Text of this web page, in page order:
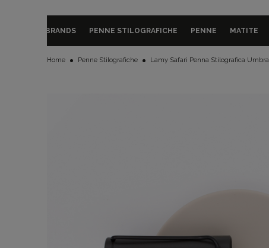
BRANDS PENNE STILOGRAFICHE PENNE MATITE
Home Penne Stilografiche Lamy Safari Penna Stilografica Umbra